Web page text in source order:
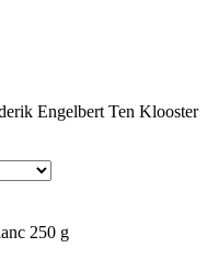
Engelbert Ten Klooster
250 g